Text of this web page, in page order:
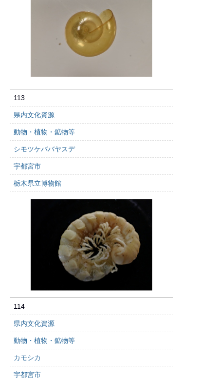
113
県内文化資源
動物・植物・鉱物等
シモツケババヤスデ
宇都宮市
栃木県立博物館
114
県内文化資源
動物・植物・鉱物等
カモシカ
宇都宮市